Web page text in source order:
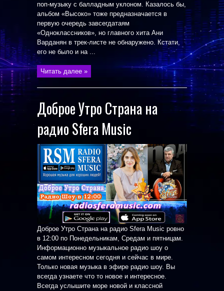
поп-музыку с балладным уклоном. Казалось бы,
альбом «Высоко» тоже предназначается в
первую очередь завсегдатаям
«Одноклассников», но главного хита Ани
Варданян в трек-листе не обнаружено. Кстати,
его не было и на ...
Читать далее »
Доброе Утро Страна на
радио Sfera Music
Доброе Утро Страна на радио Sfera Music ровно
в 12:00 по Понедельникам, Средам и пятницам.
Информационно музыкальное радио шоу о
самом интересном сегодня и сейчас в мире.
Только новая музыка в эфире радио шоу. Вы
всегда узнаете что то новое и интересное.
Всегда услышите море новой и классной